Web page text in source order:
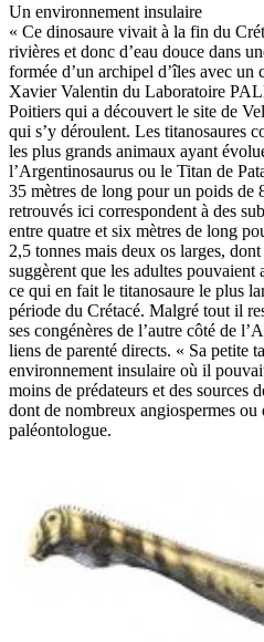
Un environnement insulaire
« Ce dinosaure vivait à la fin du
rivières et donc d’eau douce dans
formée d’un archipel d’îles avec
Xavier Valentin du Laboratoire
Poitiers qui a découvert le site de
qui s’y déroulent. Les titanosaures
les plus grands animaux ayant
l’Argentinosaurus ou le Titan de
35 mètres de long pour un poids de
retrouvés ici correspondent à des
entre quatre et six mètres de long
2,5 tonnes mais deux os larges,
suggèrent que les adultes pouvaient
ce qui en fait le titanosaure le plus
période du Crétacé. Malgré tout il
ses congénères de l’autre côté de
liens de parenté directs. « Sa petite
environnement insulaire où il
moins de prédateurs et des sources
dont de nombreux angiospermes
paléontologue.